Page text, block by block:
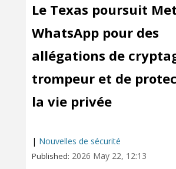
Le Texas poursuit
WhatsApp pour des
allégations de
trompeur et de
la vie privée
| Nouvelles de sécurité
Published: 2026 May 22, 12:13